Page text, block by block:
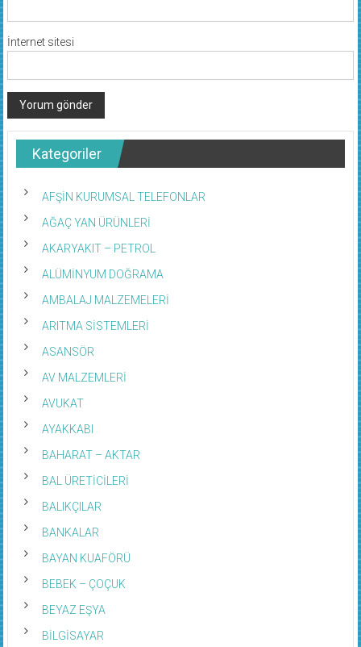
İnternet sitesi
Kategoriler
AFŞİN KURUMSAL TELEFONLAR
AĞAÇ YAN ÜRÜNLERİ
AKARYAKIT – PETROL
ALÜMİNYUM DOĞRAMA
AMBALAJ MALZEMELERİ
ARITMA SİSTEMLERİ
ASANSÖR
AV MALZEMLERİ
AVUKAT
AYAKKABI
BAHARAT – AKTAR
BAL ÜRETİCİLERİ
BALIKÇILAR
BANKALAR
BAYAN KUAFÖRÜ
BEBEK – ÇOÇUK
BEYAZ EŞYA
BİLGİSAYAR